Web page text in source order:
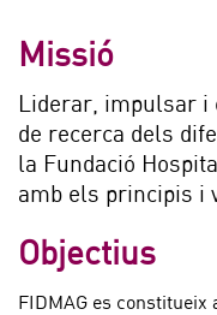
Missió
Liderar, impulsar i
de recerca dels
la Fundació
amb els principis i
Objectius
FIDMAG es